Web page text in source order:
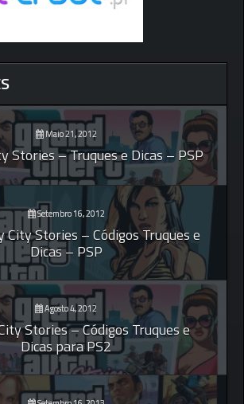
Maio 21, 2012
Stories – Truques e Dicas – PSP
Setembro 16, 2012
City Stories – Códigos Truques e
Dicas – PSP
Agosto 4, 2012
Stories – Códigos Truques e
Dicas para PS2